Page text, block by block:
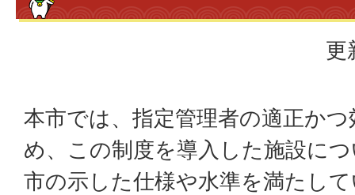
更
本市では、指定管理者の適正か
め、この制度を導入した施設に
市の示した仕様や水準を満たし